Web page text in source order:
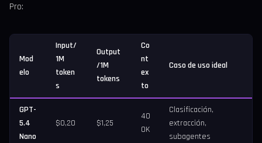
Pro:
Mod
elo
Input/
1M
token
s
Output
/1M
tokens
Co
nt
ex
to
Caso de uso ideal
GPT-
5.4
Nano
$0,20 $1,25
40
0K
Clasificación,
extracción,
subagentes